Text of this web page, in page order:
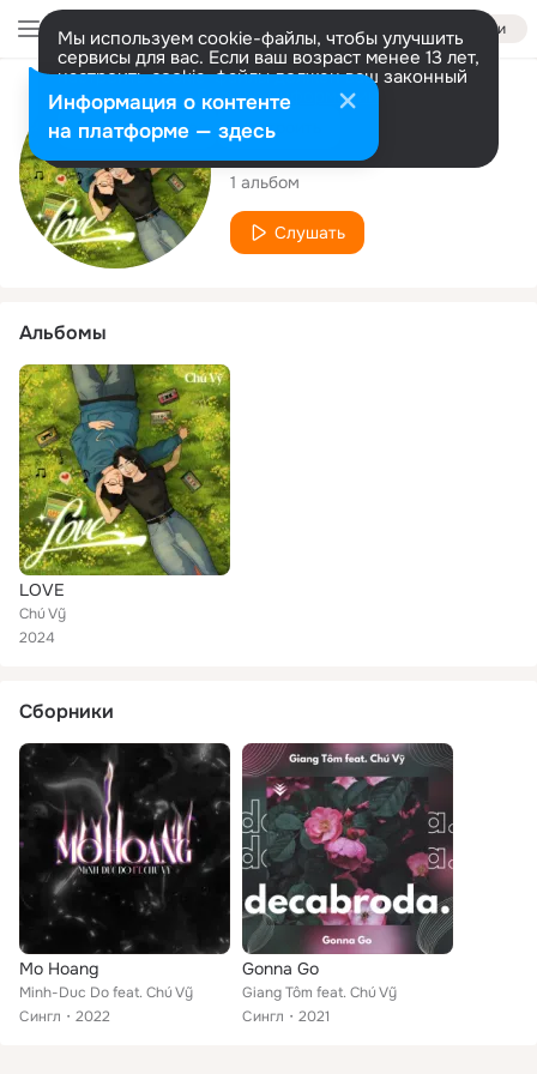
Войти
Мы используем cookie-файлы, чтобы улучшить
сервисы для вас. Если ваш возраст менее 13 лет,
настроить cookie-файлы должен ваш законный
представитель. Больше информации
Разрешить все Настроить
Исполнитель
Chú Vỹ
1 альбом
Слушать
Альбомы
LOVE
Chú Vỹ
2024
Сборники
Mo Hoang
Minh-Duc Do feat. Chú Vỹ
Сингл
2022
Gonna Go
Giang Tôm feat. Chú Vỹ
Сингл
2021
Информация о контенте
на платформе — здесь